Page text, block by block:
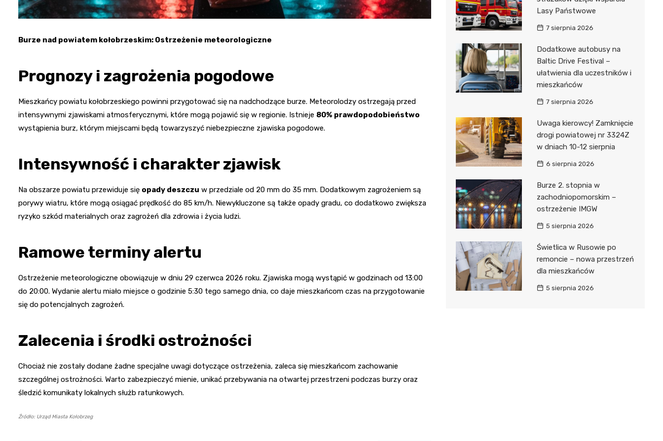
Burze nad powiatem kołobrzeskim: Ostrzeżenie meteorologiczne
Prognozy i zagrożenia pogodowe
Mieszkańcy powiatu kołobrzeskiego powinni przygotować się na nadchodzące burze. Meteorolodzy ostrzegają przed
intensywnymi zjawiskami atmosferycznymi, które mogą pojawić się w regionie. Istnieje 80% prawdopodobieństwo
wystąpienia burz, którym miejscami będą towarzyszyć niebezpieczne zjawiska pogodowe.
Intensywność i charakter zjawisk
Na obszarze powiatu przewiduje się opady deszczu w przedziale od 20 mm do 35 mm. Dodatkowym zagrożeniem są
porywy wiatru, które mogą osiągać prędkość do 85 km/h. Niewykluczone są także opady gradu, co dodatkowo zwiększa
ryzyko szkód materialnych oraz zagrożeń dla zdrowia i życia ludzi.
Ramowe terminy alertu
Ostrzeżenie meteorologiczne obowiązuje w dniu 29 czerwca 2026 roku. Zjawiska mogą wystąpić w godzinach od 13:00
do 20:00. Wydanie alertu miało miejsce o godzinie 5:30 tego samego dnia, co daje mieszkańcom czas na przygotowanie
się do potencjalnych zagrożeń.
Zalecenia i środki ostrożności
Chociaż nie zostały dodane żadne specjalne uwagi dotyczące ostrzeżenia, zaleca się mieszkańcom zachowanie
szczególnej ostrożności. Warto zabezpieczyć mienie, unikać przebywania na otwartej przestrzeni podczas burzy oraz
śledzić komunikaty lokalnych służb ratunkowych.
Źródło: Urząd Miasta Kołobrzeg
Lasy Państwowe
7 sierpnia 2026
Dodatkowe autobusy na
Baltic Drive Festival –
ułatwienia dla uczestników i
mieszkańców
7 sierpnia 2026
Uwaga kierowcy! Zamknięcie
drogi powiatowej nr 3324Z
w dniach 10-12 sierpnia
6 sierpnia 2026
Burze 2. stopnia w
zachodniopomorskim –
ostrzeżenie IMGW
5 sierpnia 2026
Świetlica w Rusowie po
remoncie – nowa przestrzeń
dla mieszkańców
5 sierpnia 2026